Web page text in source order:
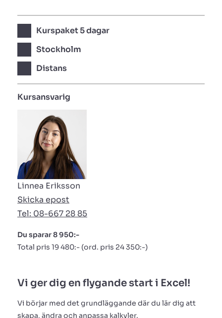
Kurspaket 5 dagar
Stockholm
Distans
Kursansvarig
Linnea Eriksson
Skicka epost
Tel: 08-667 28 85
Du sparar 8 950:-
Total pris 19 480:- (ord. pris 24 350:-)
Vi ger dig en flygande start i Excel!
Vi börjar med det grundläggande där du lär dig att
skapa, ändra och anpassa kalkyler.